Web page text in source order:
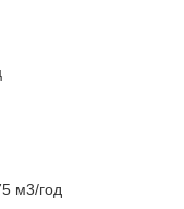
м3/год